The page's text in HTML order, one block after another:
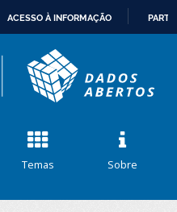
CONTEÚDO
ACESSO À INFORMAÇÃO
Temas Sobre